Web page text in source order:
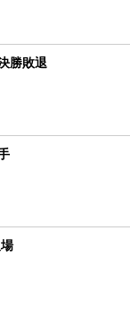
勝敗退